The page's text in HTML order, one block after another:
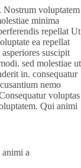
Nostrum voluptatem
minima
repellat Ut
ea repellat
suscipit
sed molestiae ut
in. consequatur
nemo
voluptas
Qui animi
animi a